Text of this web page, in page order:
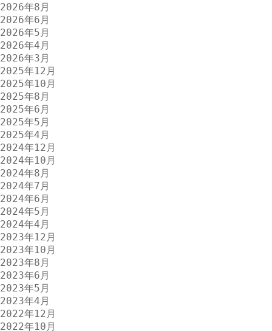
2026年8月
2026年6月
2026年5月
2026年4月
2026年3月
2025年12月
2025年10月
2025年8月
2025年6月
2025年5月
2025年4月
2024年12月
2024年10月
2024年8月
2024年7月
2024年6月
2024年5月
2024年4月
2023年12月
2023年10月
2023年8月
2023年6月
2023年5月
2023年4月
2022年12月
2022年10月